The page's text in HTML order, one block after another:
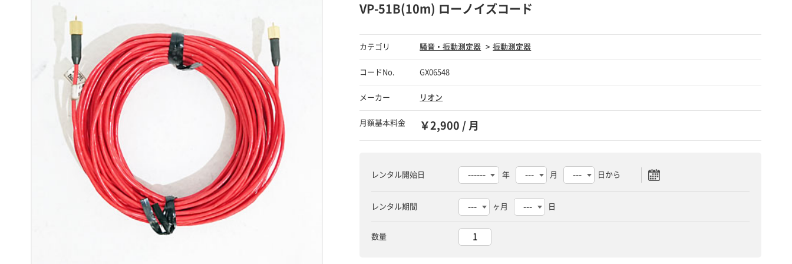
VP-51B(10m) ローノイズコード
カテゴリ 騒音・振動測定器 振動測定器
コードNo. GX06548
メーカー リオン
月額基本料金 ￥2,900 / 月
レンタル開始日 年 月 日から
レンタル期間 ヶ月 日
数量